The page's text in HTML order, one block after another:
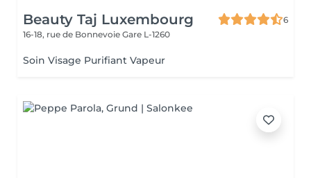
Beauty Taj Luxembourg
6
16-18, rue de Bonnevoie Gare L-1260
Soin Visage Purifiant Vapeur